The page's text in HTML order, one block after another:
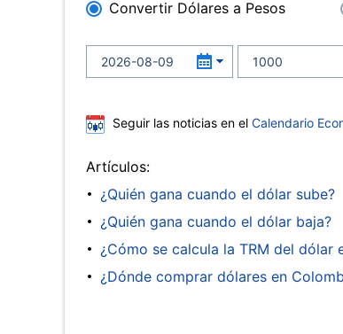
Convertir Dólares a Pesos
Seguir las noticias en el Calendario
Artículos:
¿Quién gana cuando el dólar sube?
¿Quién gana cuando el dólar baja?
¿Cómo se calcula la TRM del dólar
¿Dónde comprar dólares en